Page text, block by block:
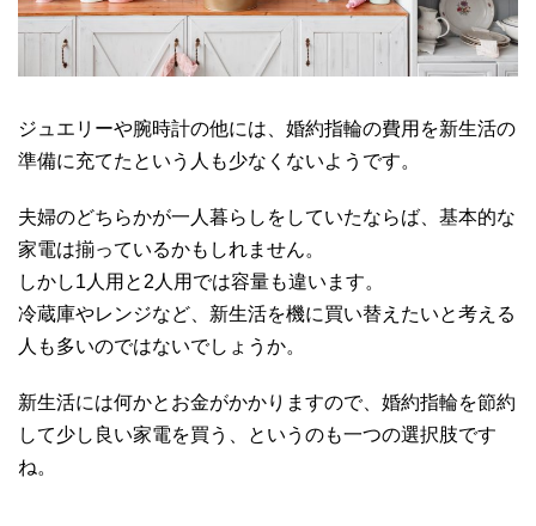
ジュエリーや腕時計の他には、婚約指輪の費用を新生活の
準備に充てたという人も少なくないようです。
夫婦のどちらかが一人暮らしをしていたならば、基本的な
家電は揃っているかもしれません。
しかし1人用と2人用では容量も違います。
冷蔵庫やレンジなど、新生活を機に買い替えたいと考える
人も多いのではないでしょうか。
新生活には何かとお金がかかりますので、婚約指輪を節約
して少し良い家電を買う、というのも一つの選択肢です
ね。